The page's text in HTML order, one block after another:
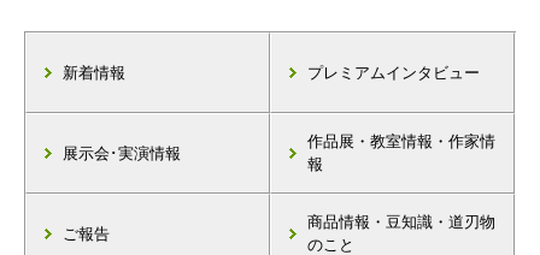
新着情報 プレミアムインタビュー
展示会･実演情報
作品展・教室情報・作家情
報
ご報告
商品情報・豆知識・道刃物
のこと